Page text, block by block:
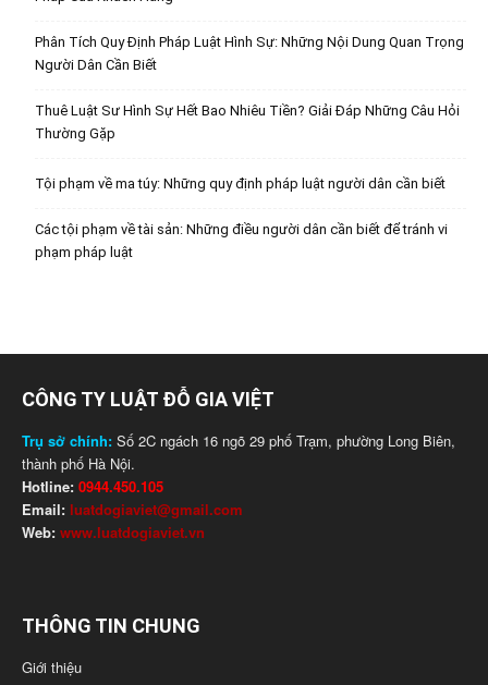
Phân Tích Quy Định Pháp Luật Hình Sự: Những Nội Dung Quan Trọng
Người Dân Cần Biết
Thuê Luật Sư Hình Sự Hết Bao Nhiêu Tiền? Giải Đáp Những Câu Hỏi
Thường Gặp
Tội phạm về ma túy: Những quy định pháp luật người dân cần biết
Các tội phạm về tài sản: Những điều người dân cần biết để tránh vi
phạm pháp luật
CÔNG TY LUẬT ĐỖ GIA VIỆT
Trụ sở chính: Số 2C ngách 16 ngõ 29 phố Trạm, phường Long Biên,
thành phố Hà Nội.
Hotline: 0944.450.105
Email: luatdogiaviet@gmail.com
Web: www.luatdogiaviet.vn
THÔNG TIN CHUNG
Giới thiệu